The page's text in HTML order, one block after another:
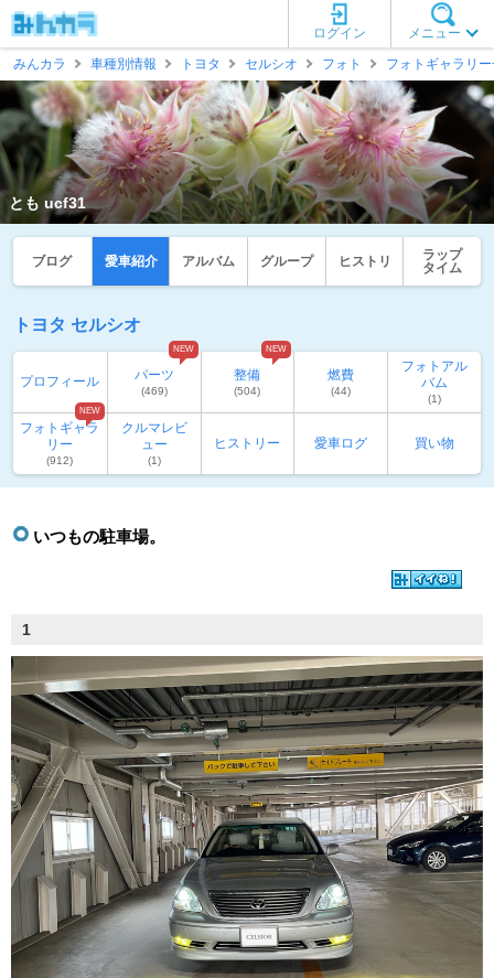
メニュー
ログイン
みんカラ
車種別情報 トヨタ セルシオ フォト フォトギャラリ
とも ucf31
ブログ 愛車紹介 アルバム グループ ヒストリ
ラップ
タイム
トヨタ セルシオ
プロフィール パーツ
(469)
NEW
整備
(504)
NEW
燃費
(44)
フォトアル
バム
(1)
フォトギャラ
リー
(912)
NEW
クルマレビ
ュー
(1)
ヒストリー 愛車ログ 買い物
いつもの駐車場。
1